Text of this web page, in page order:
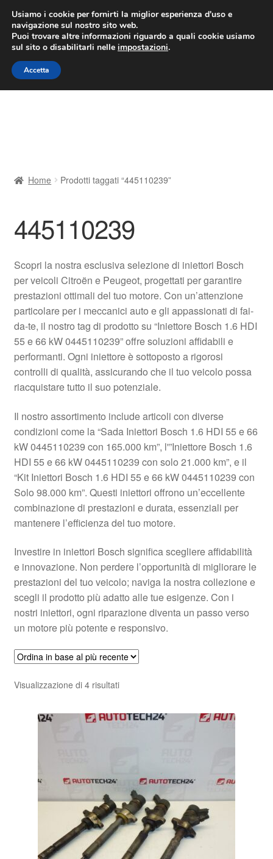
CONSEGNA da 7 EUR
Lun-Ven 9:00 - 16:00/800 580 290
Vai
alla
navigazione
Vai
al
contenuto
Contatto
Il mio account
Pagamenti
Politica sulla riservatezza
Procedura di Reclamo
Registratore di cassa
Rimostranza
Spedizione in tutto il mondo
Termini e condizioni
Home Prodotti taggati “445110239”
445110239
Scopri la nostra esclusiva selezione di iniettori Bosch
per veicoli Citroën e Peugeot, progettati per garantire
prestazioni ottimali del tuo motore. Con un’attenzione
particolare per i meccanici auto e gli appassionati di fai-
da-te, il nostro tag di prodotto su “Iniettore Bosch 1.6 HDI
55 e 66 kW 0445110239” offre soluzioni affidabili e
performanti. Ogni iniettore è sottoposto a rigorosi
controlli di qualità, assicurando che il tuo veicolo possa
riacquistare tutto il suo potenziale.
Il nostro assortimento include articoli con diverse
condizioni come la “Sada Iniettori Bosch 1.6 HDI 55 e 66
kW 0445110239 con 165.000 km”, l'”Iniettore Bosch 1.6
HDI 55 e 66 kW 0445110239 con solo 21.000 km”, e il
“Kit Iniettori Bosch 1.6 HDI 55 e 66 kW 0445110239 con
Solo 98.000 km”. Questi iniettori offrono un’eccellente
combinazione di prestazioni e durata, essenziali per
mantenere l’efficienza del tuo motore.
Investire in iniettori Bosch significa scegliere affidabilità
e innovazione. Non perdere l’opportunità di migliorare le
prestazioni del tuo veicolo; naviga la nostra collezione e
scegli il prodotto più adatto alle tue esigenze. Con i
nostri iniettori, ogni riparazione diventa un passo verso
un motore più potente e responsivo.
Visualizzazione di 4 risultatiOrdina
base
al
Usiamo i cookie per fornirti la miglior esperienza d'uso e
navigazione sul nostro sito web.
Puoi trovare altre informazioni riguardo a quali cookie usiamo
sul sito o disabilitarli nelle impostazioni.
Accetta